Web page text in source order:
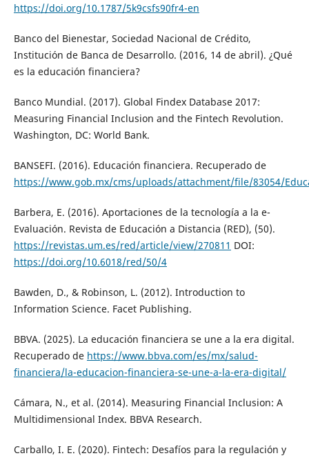
https://doi.org/10.1787/5k9csfs90fr4-en
Banco del Bienestar, Sociedad Nacional de Crédito,
Institución de Banca de Desarrollo. (2016, 14 de abril). ¿Qué
es la educación financiera?
Banco Mundial. (2017). Global Findex Database 2017:
Measuring Financial Inclusion and the Fintech Revolution.
Washington, DC: World Bank.
BANSEFI. (2016). Educación financiera. Recuperado de
https://www.gob.mx/cms/uploads/attachment/file/83054/
Barbera, E. (2016). Aportaciones de la tecnología a la e-
Evaluación. Revista de Educación a Distancia (RED), (50).
https://revistas.um.es/red/article/view/270811 DOI:
https://doi.org/10.6018/red/50/4
Bawden, D., & Robinson, L. (2012). Introduction to
Information Science. Facet Publishing.
BBVA. (2025). La educación financiera se une a la era digital.
Recuperado de https://www.bbva.com/es/mx/salud-
financiera/la-educacion-financiera-se-une-a-la-era-digital/
Cámara, N., et al. (2014). Measuring Financial Inclusion: A
Multidimensional Index. BBVA Research.
Carballo, I. E. (2020). Fintech: Desafíos para la regulación y